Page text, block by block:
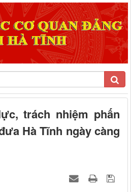
trách nhiệm phấn
Hà Tĩnh ngày càng